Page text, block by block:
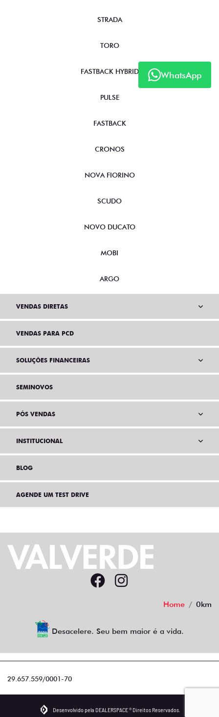
WhatsApp
STRADA
TORO
FASTBACK HYBRID
PULSE
FASTBACK
CRONOS
NOVA FIORINO
SCUDO
NOVO DUCATO
MOBI
ARGO
VENDAS DIRETAS
VENDAS PARA PCD
SOLUÇÕES FINANCEIRAS
SEMINOVOS
PÓS VENDAS
INSTITUCIONAL
BLOG
AGENDE UM TEST DRIVE
Home 0km
Desacelere. Seu bem maior é a vida.
29.657.559/0001-70
Desenvolvido pela DEALERSPACE ® Direitos Reservados.